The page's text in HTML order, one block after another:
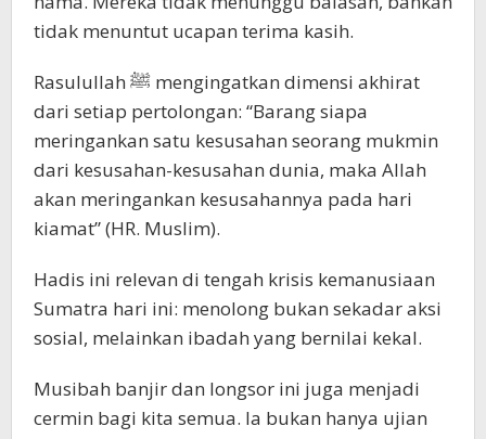
tidak menuntut ucapan terima kasih.
Rasulullah ﷺ mengingatkan dimensi akhirat
dari setiap pertolongan: “Barang siapa
meringankan satu kesusahan seorang mukmin
dari kesusahan-kesusahan dunia, maka Allah
akan meringankan kesusahannya pada hari
kiamat” (HR. Muslim).
Hadis ini relevan di tengah krisis kemanusiaan
Sumatra hari ini: menolong bukan sekadar aksi
sosial, melainkan ibadah yang bernilai kekal.
Musibah banjir dan longsor ini juga menjadi
cermin bagi kita semua. Ia bukan hanya ujian